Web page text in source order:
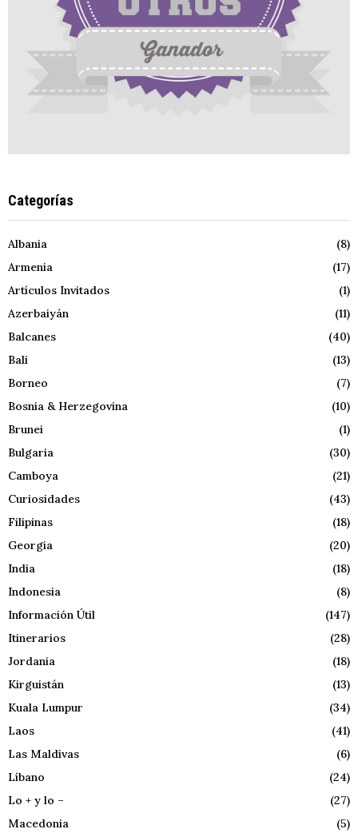
Categorías
Albania
(8)
Armenia
(17)
Artículos Invitados
(1)
Azerbaiyán
(11)
Balcanes
(40)
Bali
(13)
Borneo
(7)
Bosnia & Herzegovina
(10)
Brunei
(1)
Bulgaria
(30)
Camboya
(21)
Curiosidades
(43)
Filipinas
(18)
Georgia
(20)
India
(18)
Indonesia
(8)
Información Útil
(147)
Itinerarios
(28)
Jordania
(18)
Kirguistán
(13)
Kuala Lumpur
(34)
Laos
(41)
Las Maldivas
(6)
Líbano
(24)
Lo + y lo –
(27)
Macedonia
(5)